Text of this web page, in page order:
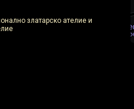
златарско ателие и